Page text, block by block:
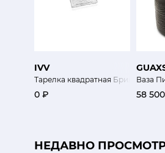
IVV
Тарелка квадратная Бриллиант 16
0 ₽
Ваза
58
НЕДАВНО